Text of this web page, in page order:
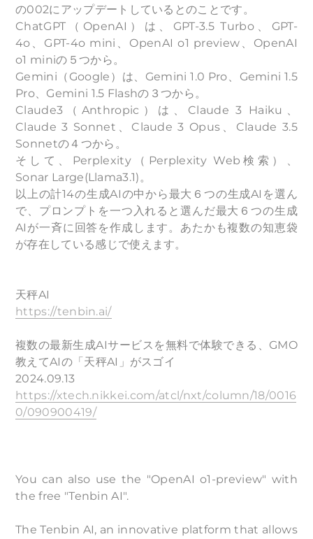
の002にアップデートしているとのことです。
ChatGPT（OpenAI）は、GPT-3.5 Turbo、GPT-
4o、GPT-4o mini、OpenAI o1 preview、OpenAI
o1 miniの５つから。
Gemini（Google）は、Gemini 1.0 Pro、Gemini 1.5
Pro、Gemini 1.5 Flashの３つから。
Claude3（Anthropic）は、Claude 3 Haiku、
Claude 3 Sonnet、Claude 3 Opus、Claude 3.5
Sonnetの４つから。
そして、Perplexity（Perplexity Web検索）、
Sonar Large(Llama3.1)。
以上の計14の生成AIの中から最大６つの生成AIを選ん
で、プロンプトを一つ入れると選んだ最大６つの生成
AIが一斉に回答を作成します。あたかも複数の知恵袋
が存在している感じで使えます。
天秤AI
https://tenbin.ai/
複数の最新生成AIサービスを無料で体験できる、GMO
教えてAIの「天秤AI」がスゴイ
2024.09.13
https://xtech.nikkei.com/atcl/nxt/column/18/0016
0/090900419/
You can also use the "OpenAI o1-preview" with
the free "Tenbin AI".
The Tenbin AI, an innovative platform that allows